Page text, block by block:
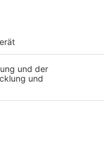
Laden gibt es nicht
man sich nach
Aufstellen eines
geklappt, so das
die Fahrer der Linie
an der Eifelstraße
einhalten, bis der Bus
erreicht.